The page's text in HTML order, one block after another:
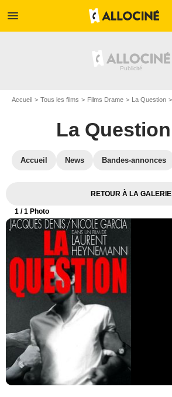
menu
Accueil Tous les films Films Drame La Question
La Question
Accueil News Bandes-annonces
RETOUR À LA GALERIE
1 / 1 Photo